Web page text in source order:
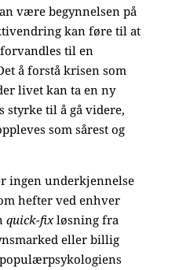
være begynnelsen på
kan føre til at
til en
å forstå krisen som
livet kan ta en ny
styrke til å gå videre,
som sårest og
ingen underkjennelse
hefter ved enhver
quick-fixløsning fra
eller billig